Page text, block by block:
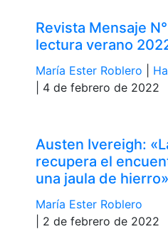
Revista Mensaje
lectura verano
María Ester Roblero
| 4 de febrero de 2022
Austen Ivereigh:
recupera el
una jaula de hierro»
María Ester Roblero
| 2 de febrero de 2022